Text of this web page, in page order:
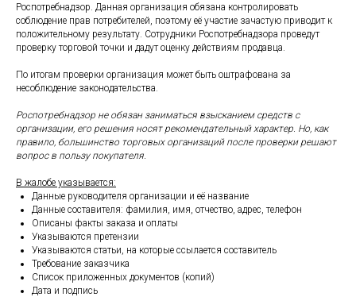
Роспотребнадзор. Данная организация обязана контролировать
соблюдение прав потребителей, поэтому её участие зачастую приводит к
положительному результату. Сотрудники Роспотребнадзора проведут
проверку торговой точки и дадут оценку действиям продавца.
По итогам проверки организация может быть оштрафована за
несоблюдение законодательства.
Роспотребнадзор не обязан заниматься взысканием средств с
организации, его решения носят рекомендательный характер. Но, как
правило, большинство торговых организаций после проверки решают
вопрос в пользу покупателя.
В жалобе указывается:
Данные руководителя организации и её название
Данные составителя: фамилия, имя, отчество, адрес, телефон
Описаны факты заказа и оплаты
Указываются претензии
Указываются статьи, на которые ссылается составитель
Требование заказчика
Список приложенных документов (копий)
Дата и подпись